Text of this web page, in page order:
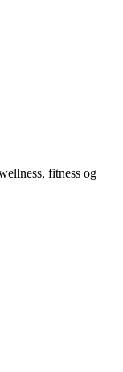
fitness og